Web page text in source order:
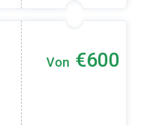
Von €600
to Croatia! The trip was organized on
level since the very beginning - from
to the trip itself. The team was
Highly recommended to